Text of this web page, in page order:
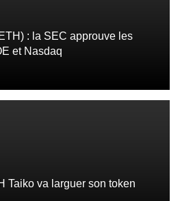
: la SEC approuve les
et Nasdaq
Taiko va larguer son token